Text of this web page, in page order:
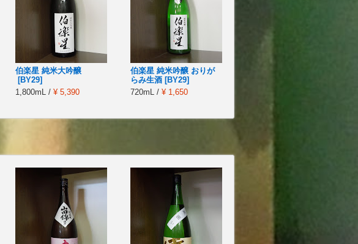
伯楽星 純米大吟醸
[BY29]
1,800mL / ¥ 5,390
伯楽星 純米吟醸 おりが
らみ生酒 [BY29]
720mL / ¥ 1,650